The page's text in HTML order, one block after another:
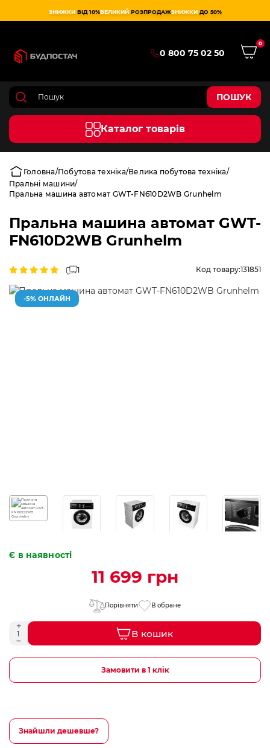
ЗНИЖКИ ВІД 10%ВЕЛИКИЙ РОЗПРОДАЖЗНИЖКИ ДО 50%
0 800 75 02 50
0
ПОШУК
Каталог товарів
Головна Побутова техніка Велика побутова техніка
Пральні машини
Пральна машина автомат GWT-FN610D2WB Grunhelm
Пральна машина автомат GWT-
FN610D2WB Grunhelm
1 Код товару:131851
-5% ОНЛАЙН
Є в наявності
11 699 грн
Порівняти В обране
В кошик
Замовити в 1 клік
Знайшли дешевше?